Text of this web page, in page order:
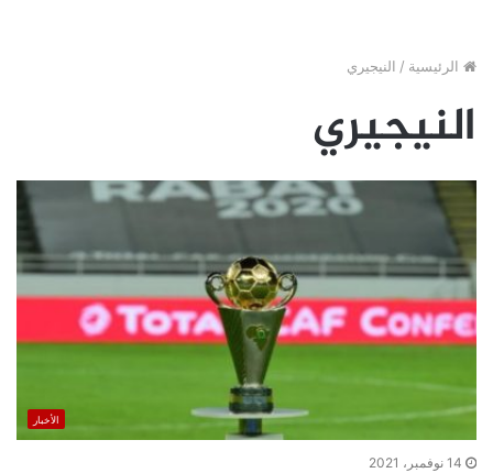
الرئيسية / النيجيري
النيجيري
الأخبار
14 نوفمبر، 2021